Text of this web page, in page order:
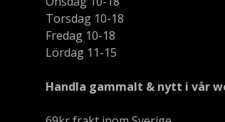
Torsdag 10-18
Fredag 10-18
Lördag 11-15
Handla gammalt & nytt i vår